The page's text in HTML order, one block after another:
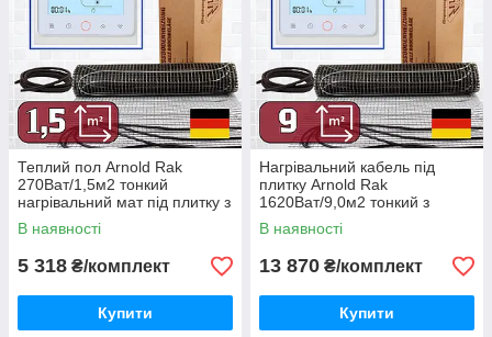
Теплий пол Arnold Rak
270Ват/1,5м2 тонкий
нагрівальний мат під плитку з
терморегулятором TWE02
Wi-Fi
В наявності
5 318 ₴/комплект
Купити
Нагрівальний кабель під
плитку Arnold Rak
1620Ват/9,0м2 тонкий з
терморегулятором TWE02
В наявності
13 870 ₴/комплект
Купити